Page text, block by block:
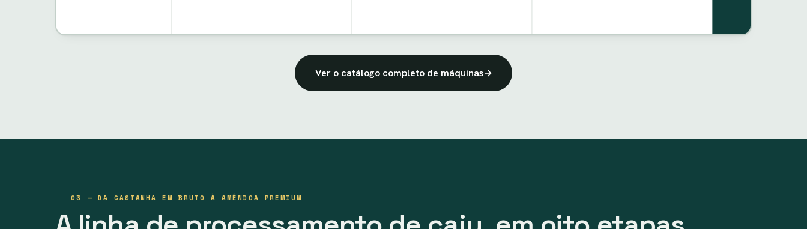
Ver o catálogo completo de máquinas→
03 — DA CASTANHA EM BRUTO À AMÊNDOA PREMIUM